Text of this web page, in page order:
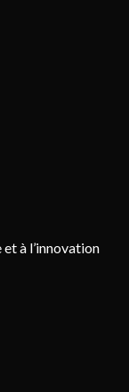
et à l’innovation